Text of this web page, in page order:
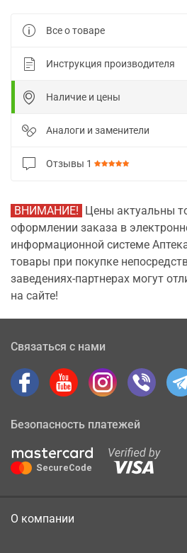
Все о товаре
Инструкция производителя
Наличие и цены
Аналоги и заменители
Отзывы 1
ВНИМАНИЕ! Цены актуальны
оформлении заказа в
информационной системе
товары при покупке
заведениях-партнерах могут
на сайте!
Связаться с нами
Безопасность платежей
О компании